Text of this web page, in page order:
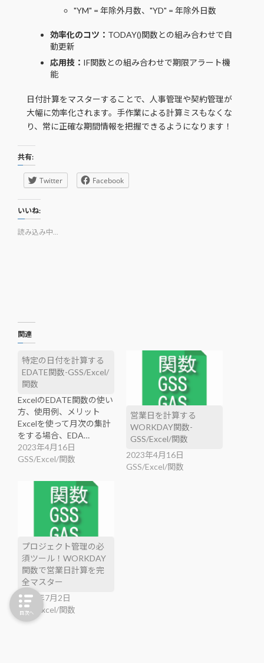
"YM" = 年除外月数、"YD" = 年除外日数
効率化のコツ： TODAY()関数との組み合わせで自
動更新
応用技： IF関数との組み合わせで期限アラート機
能
日付計算をマスターすることで、人事管理や契約管理が
大幅に効率化されます。手作業による計算ミスもなくな
り、常に正確な期間情報を把握できるようになります！
共有:
Twitter Facebook
いいね:
読み込み中...
関連
特定の日付を計算する
EDATE関数-GSS/Excel/
関数
ExcelのEDATE関数の使い
方、使用例、メリット
Excelを使って月次の集計
をする場合、EDA…
2023年4月16日
GSS/Excel/関数
営業日を計算する
WORKDAY関数-
GSS/Excel/関数
2023年4月16日
GSS/Excel/関数
プロジェクト管理の必
須ツール！WORKDAY
関数で営業日計算を完
全マスター
2025年7月2日
GSS/Excel/関数
目次へ